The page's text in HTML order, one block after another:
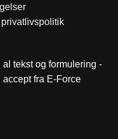
tekst og formulering -
fra E-Force